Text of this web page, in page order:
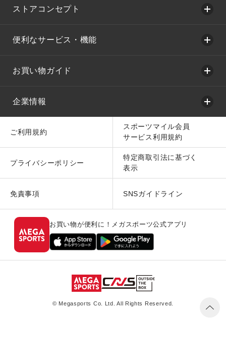
ストアコンセプト
便利なサービス・機能
お買い物ガイド
企業情報
ご利用規約
スポーツマイル会員
サービス利用規約
プライバシーポリシー
特定商取引法に基づく
表示
免責事項 SNSガイドライン
お買い物が便利に！メガスポーツ公式アプリ
© Megasports Co. Ltd. All Rights Reserved.